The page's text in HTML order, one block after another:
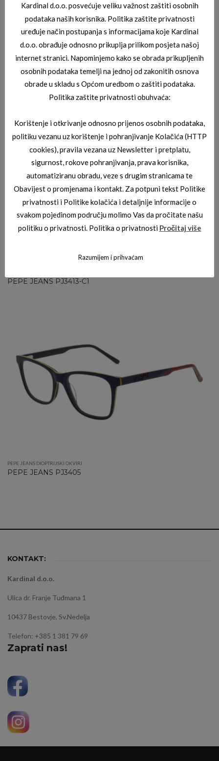
PEPE JEANS DIOPTRIJSKI OKVIRI
PEPE JEANS PJ3403-C3
PEPE JEANS PJ3413-C1
PEPE JEANS DIOPTRIJSKI OKVIRI
PEPE JEANS PJ3405
KONTAKT:
Kardinal d.o.o.
Ulica dr. Franje Tuđmana 1
10437 Bestovje, Sv.Nedelja
Telefon: +385 1 381 79 69
Zaprati nas!
Kardinal d.o.o. posvećuje veliku važnost zaštiti osobnih
podataka naših korisnika. Politika zaštite privatnosti
uređuje način postupanja s informacijama koje Kardinal
d.o.o. obrađuje odnosno prikuplja prilikom posjeta našoj
internet stranici. Napominjemo kako se obrada prikupljenih
osobnih podataka temelji na jednoj od zakonitih osnova
obrade u skladu s Općom uredbom o zaštiti podataka.
Politika zaštite privatnosti obuhvaća:
Korištenje i otkrivanje odnosno prijenos osobnih podataka,
politiku vezanu uz korištenje i pohranjivanje Kolačića (HTTP
cookies), pravila vezana uz Newsletter i pretplatu,
sigurnost, rokove pohranjivanja, prava korisnika,
automatiziranu obradu, veze s drugim stranicama te
Obavijest o promjenama i kontakt. Za potpuni tekst Politike
privatnosti i Politike kolačića i detaljnije informacije o
svakom pojedinom području molimo Vas da pročitate našu
politiku o privatnosti. Politika o privatnosti Pročitaj više
Razumijem i prihvaćam